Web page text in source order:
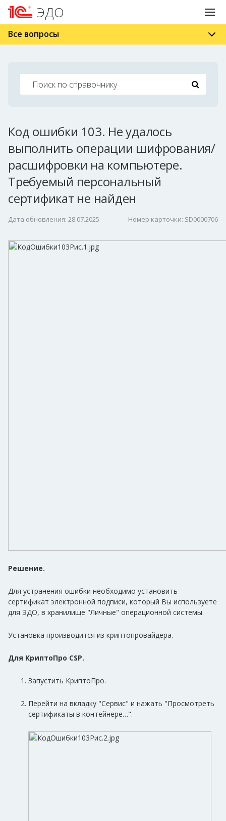
ЭДО
Все вопросы
Код ошибки 103. Не удалось
выполнить операции шифрования/
расшифровки на компьютере.
Требуемый персональный
сертификат не найден
Дата обновления: 28.07.2025 Номер карточки: SD0000706
Решение.
Для устранения ошибки необходимо установить
сертификат электронной подписи, который Вы используете
для ЭДО, в хранилище "Личные" операционной системы.
Установка производится из криптопровайдера.
Для КриптоПро CSP.
Запустить КриптоПро.
Перейти на вкладку "Сервис" и нажать "Просмотреть
сертификаты в контейнере…".